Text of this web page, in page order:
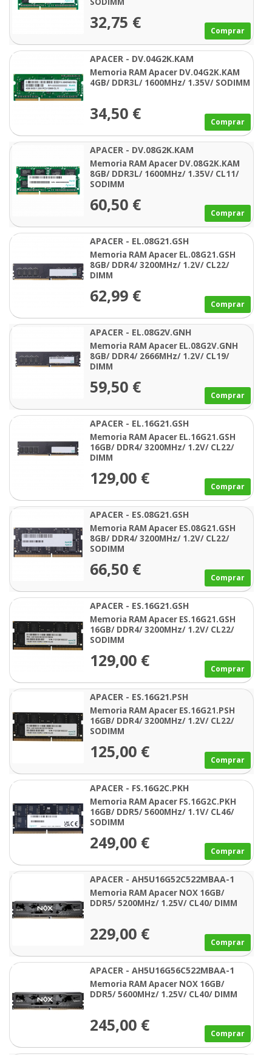
32,75 € Comprar
APACER - DV.04G2K.KAM
Memoria RAM Apacer DV.04G2K.KAM
4GB/ DDR3L/ 1600MHz/ 1.35V/ SODIMM
34,50 € Comprar
APACER - DV.08G2K.KAM
Memoria RAM Apacer DV.08G2K.KAM
8GB/ DDR3L/ 1600MHz/ 1.35V/ CL11/
SODIMM
60,50 € Comprar
APACER - EL.08G21.GSH
Memoria RAM Apacer EL.08G21.GSH
8GB/ DDR4/ 3200MHz/ 1.2V/ CL22/
DIMM
62,99 € Comprar
APACER - EL.08G2V.GNH
Memoria RAM Apacer EL.08G2V.GNH
8GB/ DDR4/ 2666MHz/ 1.2V/ CL19/
DIMM
59,50 € Comprar
APACER - EL.16G21.GSH
Memoria RAM Apacer EL.16G21.GSH
16GB/ DDR4/ 3200MHz/ 1.2V/ CL22/
DIMM
129,00 € Comprar
APACER - ES.08G21.GSH
Memoria RAM Apacer ES.08G21.GSH
8GB/ DDR4/ 3200MHz/ 1.2V/ CL22/
SODIMM
66,50 € Comprar
APACER - ES.16G21.GSH
Memoria RAM Apacer ES.16G21.GSH
16GB/ DDR4/ 3200MHz/ 1.2V/ CL22/
SODIMM
129,00 € Comprar
APACER - ES.16G21.PSH
Memoria RAM Apacer ES.16G21.PSH
16GB/ DDR4/ 3200MHz/ 1.2V/ CL22/
SODIMM
125,00 € Comprar
APACER - FS.16G2C.PKH
Memoria RAM Apacer FS.16G2C.PKH
16GB/ DDR5/ 5600MHz/ 1.1V/ CL46/
SODIMM
249,00 € Comprar
APACER - AH5U16G52C522MBAA-1
Memoria RAM Apacer NOX 16GB/
DDR5/ 5200MHz/ 1.25V/ CL40/ DIMM
229,00 € Comprar
APACER - AH5U16G56C522MBAA-1
Memoria RAM Apacer NOX 16GB/
DDR5/ 5600MHz/ 1.25V/ CL40/ DIMM
245,00 € Comprar